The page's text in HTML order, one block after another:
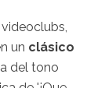
un clásico
del tono